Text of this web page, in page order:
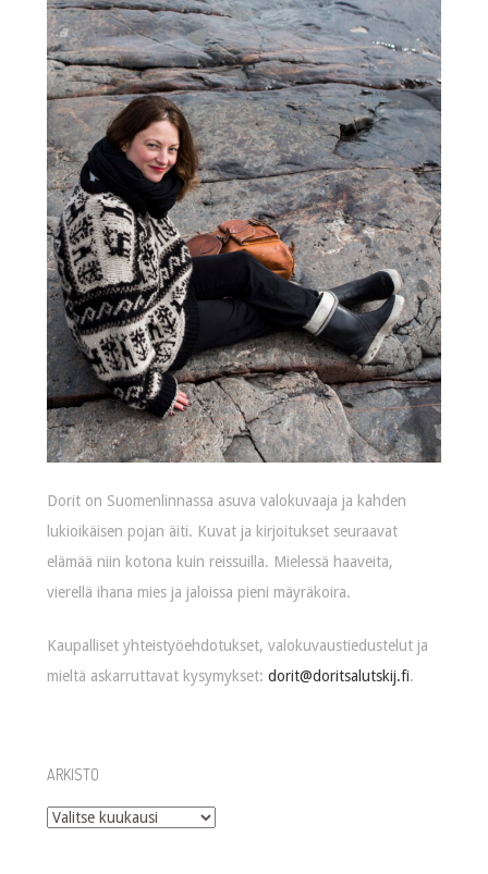
Dorit on Suomenlinnassa asuva valokuvaaja ja kahden
lukioikäisen pojan äiti. Kuvat ja kirjoitukset seuraavat
elämää niin kotona kuin reissuilla. Mielessä haaveita,
vierellä ihana mies ja jaloissa pieni mäyräkoira.
Kaupalliset yhteistyöehdotukset, valokuvaustiedustelut ja
mieltä askarruttavat kysymykset:dorit@doritsalutskij.fi.
ARKISTO
Arkisto